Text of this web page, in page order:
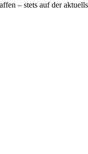
– stets auf der